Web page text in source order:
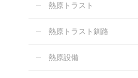
熱原トラスト
熱原トラスト釧路
熱原設備